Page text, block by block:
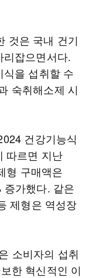
것은 국내 건기
잡으면서다.
을 섭취할 수
숙취해소제 시
건강기능식
따르면 지난
형 구매액은
가했다. 같은
제형은 역성장
소비자의 섭취
한 혁신적인 이